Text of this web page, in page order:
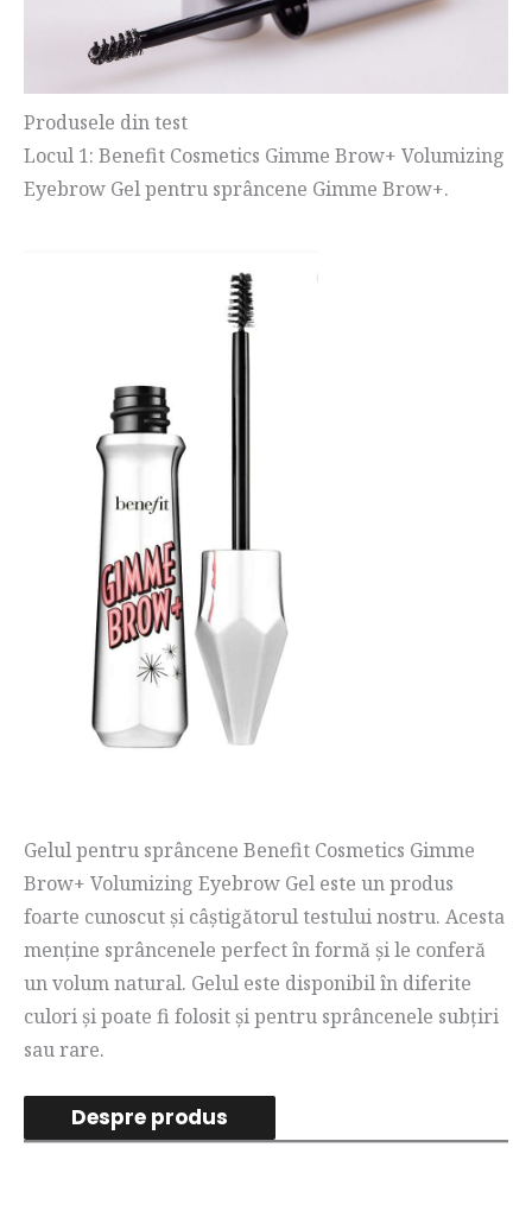
Produsele din test
Locul 1: Benefit Cosmetics Gimme Brow+ Volumizing
Eyebrow Gel pentru sprâncene Gimme Brow+.
Gelul pentru sprâncene Benefit Cosmetics Gimme
Brow+ Volumizing Eyebrow Gel este un produs
foarte cunoscut și câștigătorul testului nostru. Acesta
menține sprâncenele perfect în formă și le conferă
un volum natural. Gelul este disponibil în diferite
culori și poate fi folosit și pentru sprâncenele subțiri
sau rare.
Despre produs